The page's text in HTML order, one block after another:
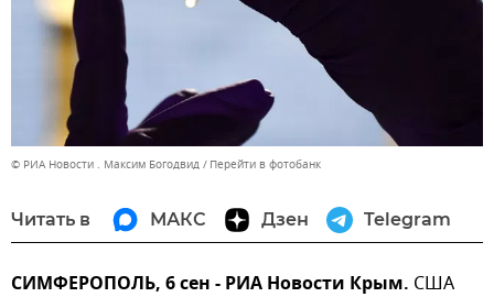
© РИА Новости . Максим Богодвид Перейти в фотобанк
Читать в МАКС Дзен Telegram
СИМФЕРОПОЛЬ, 6 сен - РИА Новости Крым. США